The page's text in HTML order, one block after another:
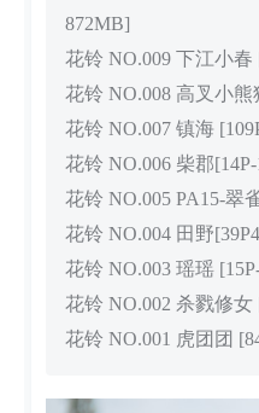
872MB]
花铃 NO.009 下江小春
花铃 NO.008 高叉小熊
花铃 NO.007 镇海
花铃 NO.006 柴郡
花铃 NO.005 PA15-翠
花铃 NO.004 田野
花铃 NO.003 瑶瑶
花铃 NO.002 杀戮修女
花铃 NO.001 虎团团